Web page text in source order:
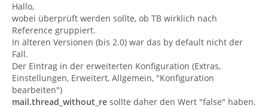
Hallo,
wobei überprüft werden sollte, ob TB wirklich nach
Reference gruppiert.
In älteren Versionen (bis 2.0) war das by default nicht der
Fall.
Der Eintrag in der erweiterten Konfiguration (Extras,
Einstellungen, Erweitert, Allgemein, "Konfiguration
bearbeiten")
mail.thread_without_re sollte daher den Wert "false" haben.